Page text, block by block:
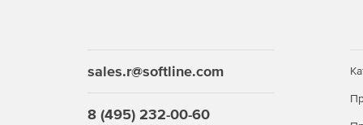
sales.r@softline.com
8 (495) 232-00-60